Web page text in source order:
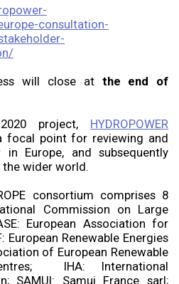
consultation-
will close at the end of
project, HYDROPOWER
focal point for reviewing and
in Europe, and subsequently
the wider world.
consortium comprises 8
Commission on Large
European Association for
European Renewable Energies
of European Renewable
IHA: International
SAMUI: Samui France sarl;